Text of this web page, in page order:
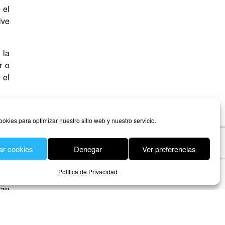
para optimizar nuestro sitio web y nuestro servicio.
cookies Denegar Ver preferencias
Política de Privacidad
el
la
o
el